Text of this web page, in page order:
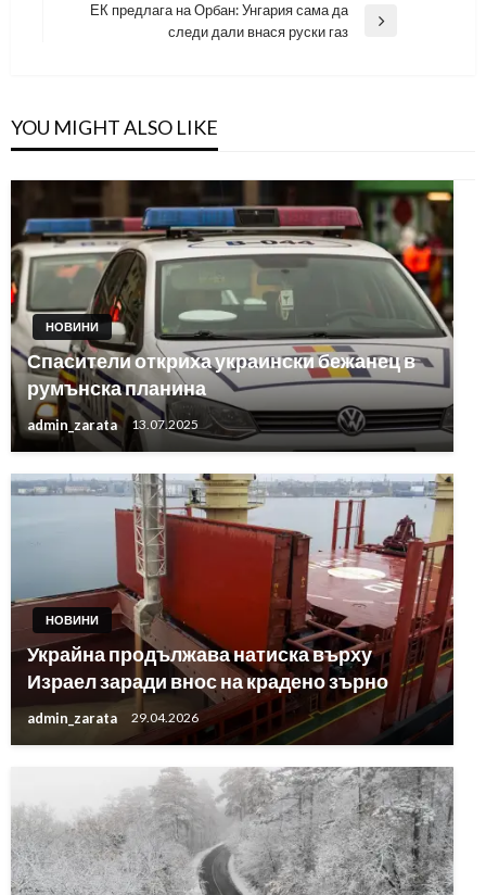
ЕК предлага на Орбан: Унгария сама да
следи дали внася руски газ
YOU MIGHT ALSO LIKE
НОВИНИ
Спасители откриха украински бежанец в
румънска планина
admin_zarata 13.07.2025
НОВИНИ
Украйна продължава натиска върху
Израел заради внос на крадено зърно
admin_zarata 29.04.2026